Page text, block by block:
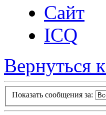
Сайт
ICQ
Вернуться
Показать сообщения за: